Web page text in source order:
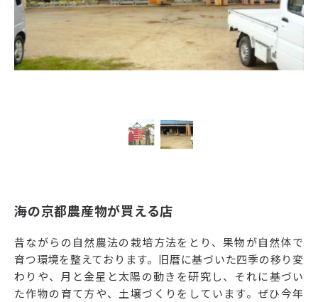
海の京都農産物が買える店
昔ながらの自然農法の栽培方法をとり、果物が自然体で
育つ環境を整えております。旧暦に基づいた四季の移り変
わりや、月と金星と太陽の動きを研究し、それに基づい
た作物の育て方や、土壌づくりをしています。ぜひ今年